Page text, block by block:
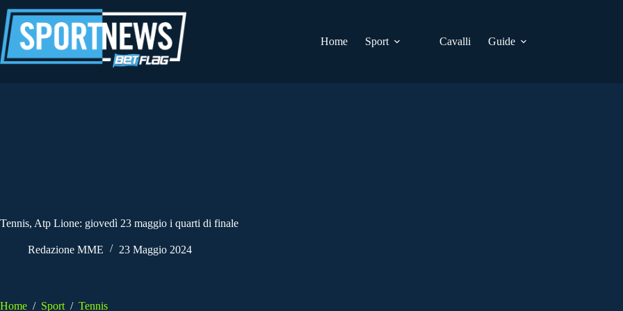
al
contenuto
Home
Sport Cavalli Guide
Tennis, Atp Lione: giovedì 23 maggio i quarti di finale
Redazione MME 23 Maggio 2024
Home / Sport / Tennis